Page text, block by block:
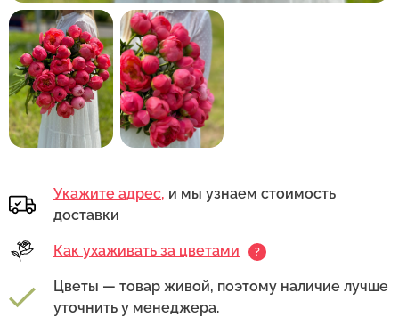
Укажите адрес, и мы узнаем стоимость
доставки
Как ухаживать за цветами ?
Цветы — товар живой, поэтому наличие лучше
уточнить у менеджера.